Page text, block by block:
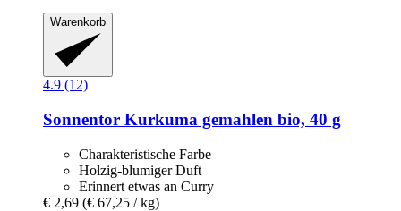
Warenkorb
4.9 (12)
Sonnentor Kurkuma gemahlen bio, 40 g
Charakteristische Farbe
Holzig-blumiger Duft
Erinnert etwas an Curry
€ 2,69 (€ 67,25 / kg)